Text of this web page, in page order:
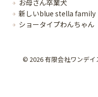
お母さん卒業犬
新しいblue stella family
ショータイプわんちゃん
© 2026 有限会社ワンデ